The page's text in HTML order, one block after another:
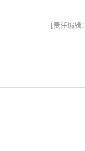
[责任编辑